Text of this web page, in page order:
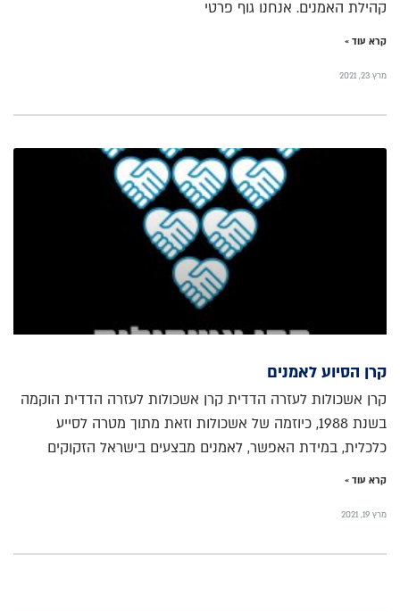
קהילת האמנים. אנחנו גוף פרטי
קרא עוד »
מרץ 23, 2021
קרן הסיוע לאמנים
קרן אשכולות לעזרה הדדית קרן אשכולות לעזרה הדדית הוקמה
בשנת 1988, כיוזמה של אשכולות וזאת מתוך מטרה לסייע
כלכלית, במידת האפשר, לאמנים מבצעים בישראל הזקוקים
קרא עוד »
מרץ 19, 2021